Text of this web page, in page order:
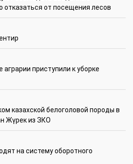
отказаться от посещения лесов
аграрии приступили к уборке
казахской белоголовой породы в
Жүрек из ЗКО
на систему оборотного